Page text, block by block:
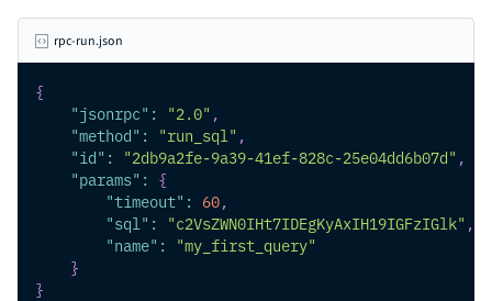
rpc-run.json
{
"jsonrpc" : "2.0" ,
"method" : "run_sql" ,
"id" : "2db9a2fe-9a39-41ef-828c-25e04dd6b07d" ,
"params" : {
"timeout" : 60,
"sql" : "c2VsZWN0IHt7IDEgKyAxIH19IGFzIGlk" ,
"name" :
"my_first_query"
}
}